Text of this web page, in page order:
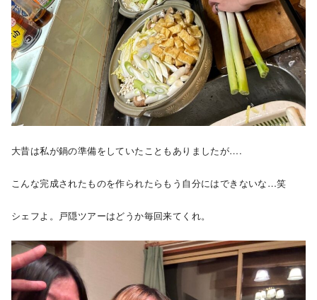
大昔は私が鍋の準備をしていたこともありましたが….
こんな完成されたものを作られたらもう自分にはできないな…笑
シェフよ。戸隠ツアーはどうか毎回来てくれ。